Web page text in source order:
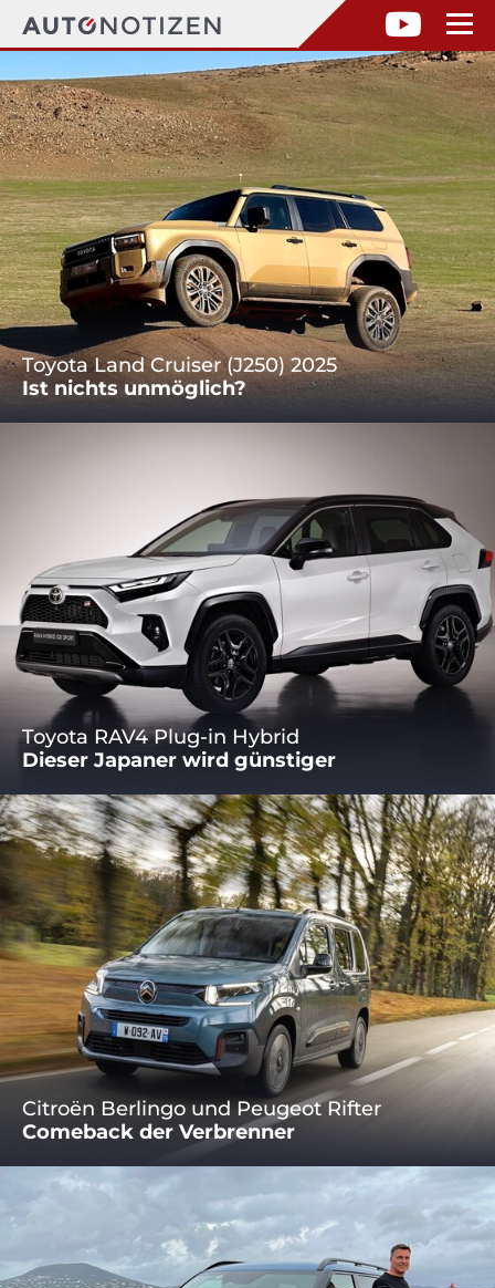
Toyota Land Cruiser (J250) 2025
Ist nichts unmöglich?
Toyota RAV4 Plug-in Hybrid
Dieser Japaner wird günstiger
Citroën Berlingo und Peugeot Rifter
Comeback der Verbrenner